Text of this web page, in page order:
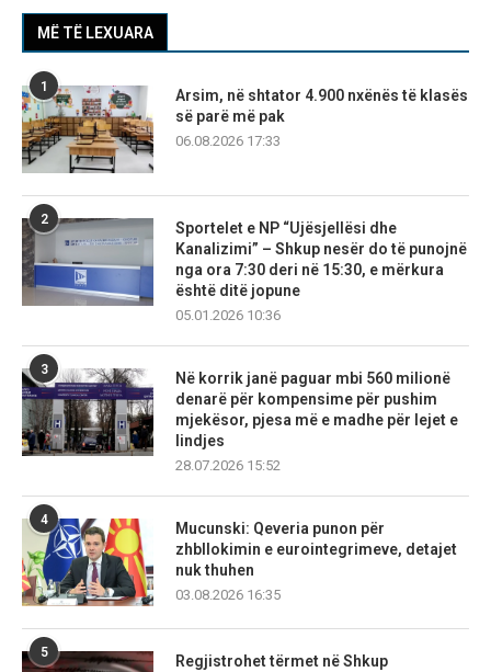
MË TË LEXUARA
1
Arsim, në shtator 4.900 nxënës të klasës
së parë më pak
06.08.2026 17:33
2
Sportelet e NP “Ujësjellësi dhe
Kanalizimi” – Shkup nesër do të punojnë
nga ora 7:30 deri në 15:30, e mërkura
është ditë jopune
05.01.2026 10:36
3
Në korrik janë paguar mbi 560 milionë
denarë për kompensime për pushim
mjekësor, pjesa më e madhe për lejet e
lindjes
28.07.2026 15:52
4
Mucunski: Qeveria punon për
zhbllokimin e eurointegrimeve, detajet
nuk thuhen
03.08.2026 16:35
5
Regjistrohet tërmet në Shkup